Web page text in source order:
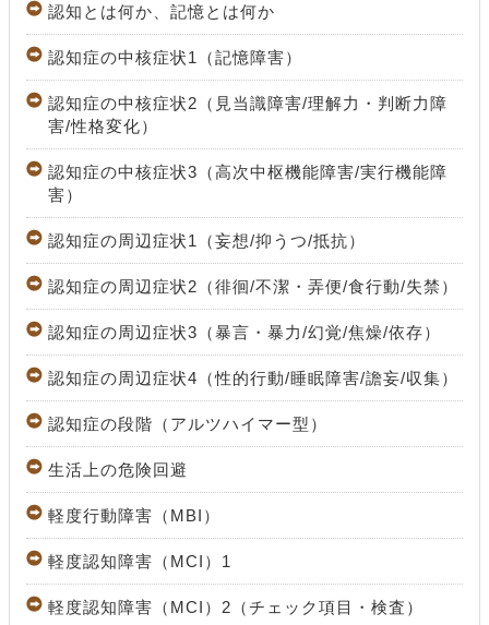
認知とは何か、記憶とは何か
認知症の中核症状1（記憶障害）
認知症の中核症状2（見当識障害/理解力・判断力障
害/性格変化）
認知症の中核症状3（高次中枢機能障害/実行機能障
害）
認知症の周辺症状1（妄想/抑うつ/抵抗）
認知症の周辺症状2（徘徊/不潔・弄便/食行動/失禁）
認知症の周辺症状3（暴言・暴力/幻覚/焦燥/依存）
認知症の周辺症状4（性的行動/睡眠障害/譫妄/収集）
認知症の段階（アルツハイマー型）
生活上の危険回避
軽度行動障害（MBI）
軽度認知障害（MCI）1
軽度認知障害（MCI）2（チェック項目・検査）